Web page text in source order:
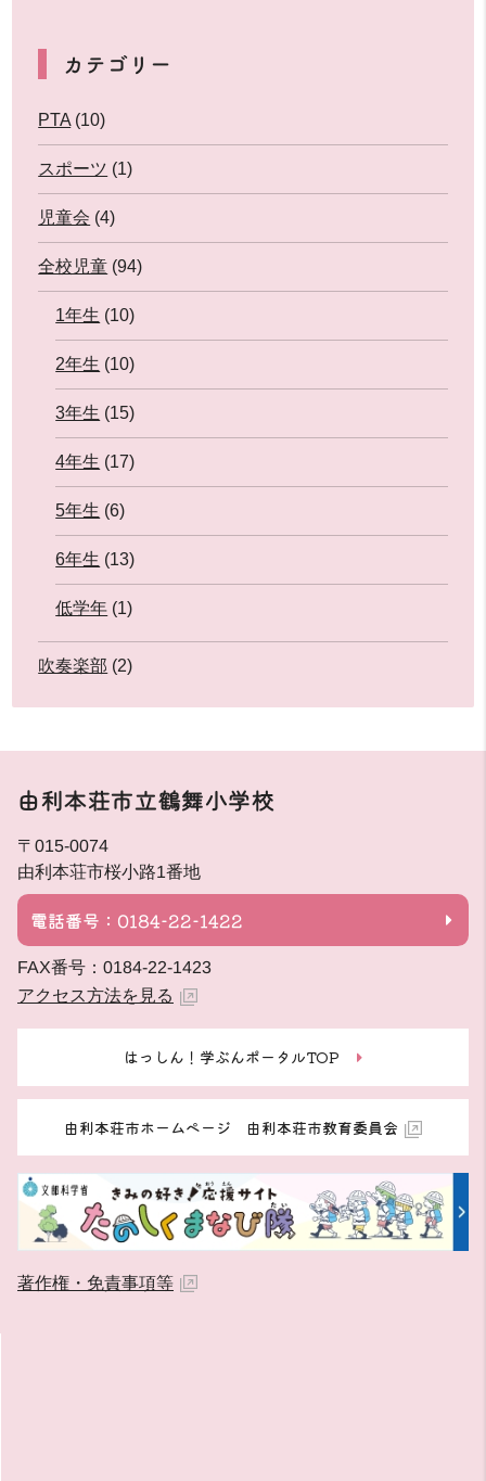
カテゴリー
PTA (10)
スポーツ (1)
児童会 (4)
全校児童 (94)
1年生 (10)
2年生 (10)
3年生 (15)
4年生 (17)
5年生 (6)
6年生 (13)
低学年 (1)
吹奏楽部 (2)
由利本荘市立鶴舞小学校
〒015-0074
由利本荘市桜小路1番地
電話番号：0184-22-1422
FAX番号：0184-22-1423
アクセス方法を見る
はっしん！学ぶんポータルTOP
由利本荘市ホームページ 由利本荘市教育委員会
著作権・免責事項等